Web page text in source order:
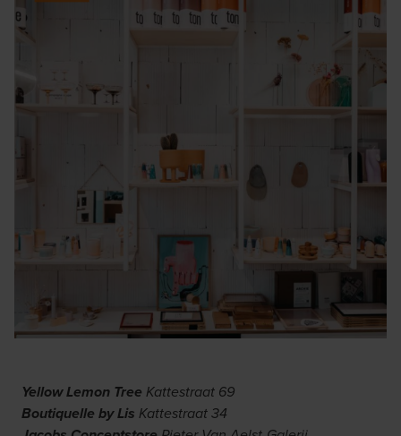
Yellow Lemon Tree Kattestraat 69
Boutiquelle by Lis Kattestraat 34